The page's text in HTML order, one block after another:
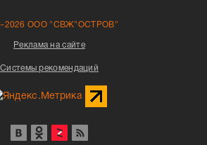
2026 ООО "СВЖ"ОСТРОВ"
Реклама на сайте
Системы рекомендаций